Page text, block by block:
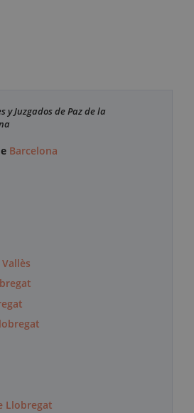
y Juzgados de Paz de la
Barcelona
Llobregat